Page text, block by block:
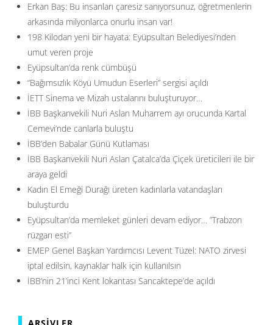
Erkan Baş: Bu insanları çaresiz sanıyorsunuz, öğretmenlerin
arkasında milyonlarca onurlu insan var!
198 Kilodan yeni bir hayata: Eyüpsultan Belediyesi’nden
umut veren proje
Eyüpsultan’da renk cümbüşü
“Bağımsızlık Köyü Umudun Eserleri” sergisi açıldı
İETT Sinema ve Mizah ustalarını buluşturuyor…
İBB Başkanvekili Nuri Aslan Muharrem ayı orucunda Kartal
Cemevi’nde canlarla buluştu
İBB’den Babalar Günü Kutlaması
İBB Başkanvekili Nuri Aslan Çatalca’da Çiçek üreticileri ile bir
araya geldi
Kadın El Emeği Durağı üreten kadınlarla vatandaşları
buluşturdu
Eyüpsultan’da memleket günleri devam ediyor… ”Trabzon
rüzgarı esti”
EMEP Genel Başkan Yardımcısı Levent Tüzel: NATO zirvesi
iptal edilsin, kaynaklar halk için kullanılsın
İBB’nin 21’inci Kent lokantası Sancaktepe’de açıldı